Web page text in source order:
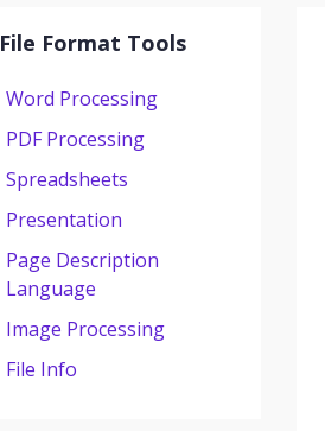
File Format Tools
Word Processing
PDF Processing
Spreadsheets
Presentation
Page Description
Language
Image Processing
File Info